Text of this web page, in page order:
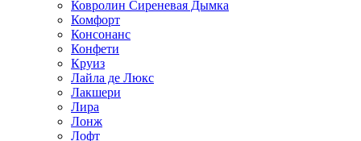
Ковролин Сиреневая Дымка
Комфорт
Консонанс
Конфети
Круиз
Лайла де Люкс
Лакшери
Лира
Лонж
Лофт